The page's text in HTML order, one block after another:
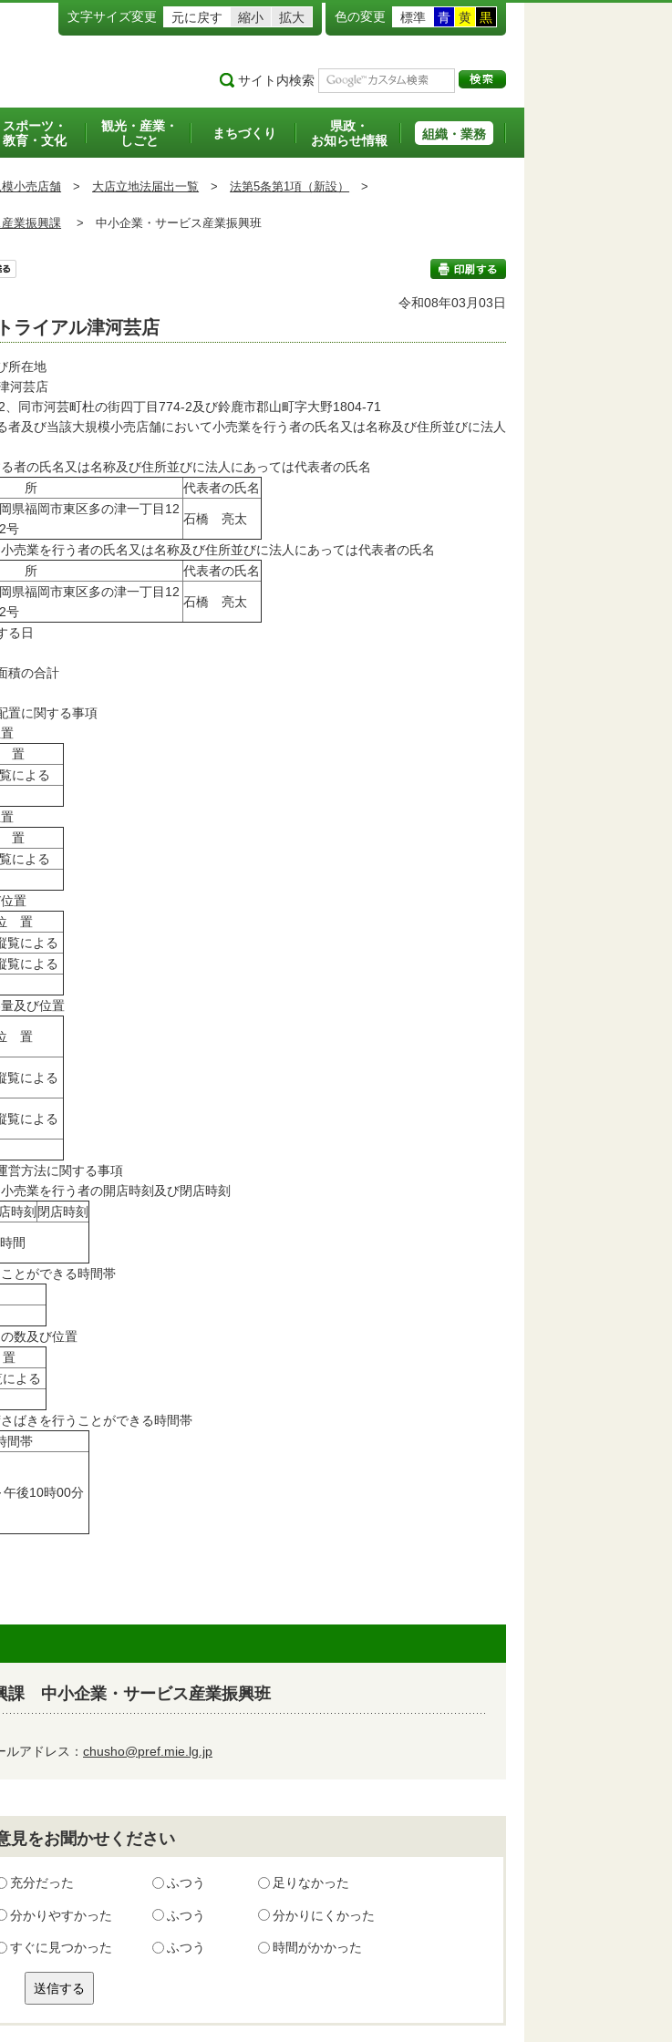
文字サイズ変更 元に戻す 縮小 拡大 色の変更 標準 青 黄 黒
サイト内検索
スポーツ・
教育・文化
観光・産業・
しごと
まちづくり
県政・
お知らせ情報
組織・業務
模小売店舗 > 大店立地法届出一覧 > 法第5条第1項（新設）
>
業振興課 > 中小企業・サービス産業振興班
印刷する
令和08年03月03日
ライアル津河芸店
所在地
河芸店
同市河芸町杜の街四丁目774-2及び鈴鹿市郡山町字大野1804-71
及び当該大規模小売店舗において小売業を行う者の氏名又は名称及び住所並びに法人
者の氏名又は名称及び住所並びに法人にあっては代表者の氏名
所
代表者の氏名
県福岡市東区多の津一丁目12
号
石橋 亮太
売業を行う者の氏名又は名称及び住所並びに法人にあっては代表者の氏名
所
代表者の氏名
県福岡市東区多の津一丁目12
号
石橋 亮太
る日
積の合計
に関する事項
置
による
置
による
置
置
覧による
覧による
及び位置
置
覧による
覧による
方法に関する事項
売業を行う者の開店時刻及び閉店時刻
時刻 閉店時刻
間
とができる時間帯
数及び位置
よる
ばきを行うことができる時間帯
間帯
後10時00分
中小企業・サービス産業振興班
ルアドレス： chusho@pref.mie.lg.jp
見をお聞かせください
充分だった ふつう 足りなかった
分かりやすかった ふつう 分かりにくかった
すぐに見つかった ふつう 時間がかかった